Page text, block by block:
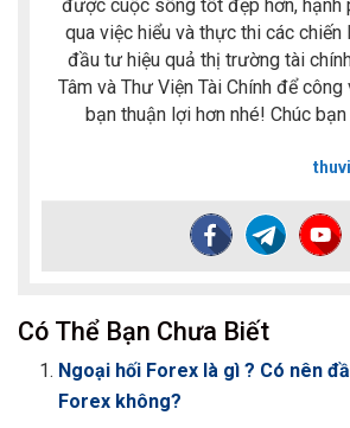
được cuộc sống tốt đẹp hơn, hạnh
qua việc hiểu và thực thi các
đầu tư hiệu quả thị trường tài
Tâm và Thư Viện Tài Chính để
bạn thuận lợi hơn nhé! Chúc
Có Thể Bạn Chưa Biết
Ngoại hối Forex là gì ? Có nên
Forex không?